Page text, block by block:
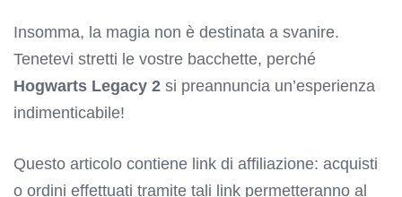
Insomma, la magia non è destinata a svanire.
Tenetevi stretti le vostre bacchette, perché
Hogwarts Legacy 2 si preannuncia un’esperienza
indimenticabile!
Questo articolo contiene link di affiliazione: acquisti
o ordini effettuati tramite tali link permetteranno al